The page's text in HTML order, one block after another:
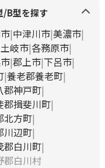
/B型を探す
中津川市 美濃市
土岐市 各務原市
郡上市 下呂市
養老郡養老町
郡神戸町
郡揖斐川町
北方町
川辺町
郡白川町
郡白川村